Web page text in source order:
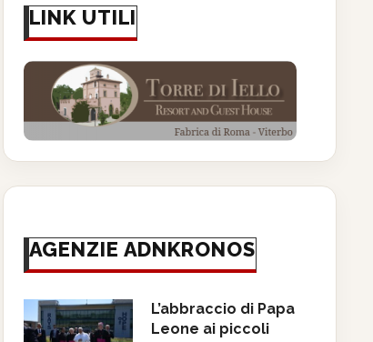
LINK UTILI
AGENZIE ADNKRONOS
L’abbraccio di Papa
Leone ai piccoli